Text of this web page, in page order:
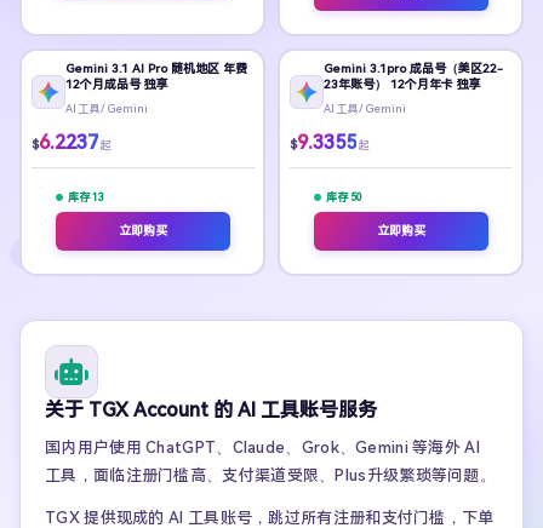
Gemini 3.1 AI Pro 随机地区 年费
12个月成品号 独享
Al 工具/ Gemini
$6.2237 起
库存13
立即购买
Gemini 3.1pro 成品号（美区22-
23年账号） 12个月年卡 独享
Al 工具/ Gemini
$9.3355 起
库存50
立即购买
关于 TGX Account 的 AI 工具账号服务
国内用户使用 ChatGPT、Claude、Grok、Gemini 等海外 AI
工具，面临注册门槛高、支付渠道受限、Plus升级繁琐等问题。
TGX 提供现成的 AI 工具账号，跳过所有注册和支付门槛，下单